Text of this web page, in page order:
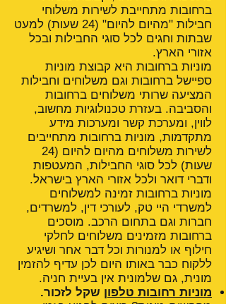
ברחובות מתחייבת לשירות משלוחי
חבילות "מהיום להיום" (24 שעות) למעט
שבתות וחגים לכל סוגי החבילות ובכל
אזורי הארץ.
מוניות ברחובות היא קבוצת מוניות
ספיישל ברחובות וגם משלוחים וחבילות
המציעה שרותי משלוחים ברחובות
והסביבה. בעזרת טכנולוגיות מחשוב,
לווין, ומערכת קשר ומערכות מידע
מתקדמות, מוניות ברחובות מתחייבים
לשירות משלוחים מהיום להיום (24
שעות) לכל סוגי החבילות, המעטפות
ודברי דואר ולכל אזורי הארץ בישראל.
מוניות ברחובות זמינה למשלוחים
למשרדי היי טק, לעורכי דין, למשרדים,
חברות וגם בתחום הרכב. מוסכים
ברחובות מזמינים משלוחים לחלקי
חילוף או למנורות וכל דבר אחר ושיגיע
ללקוח כבר באותו היום לכן עדיף להזמין
מונית, גם שלמונית אין בעיית חניה.
מוניות רחובות טלפון שקל לזכור.